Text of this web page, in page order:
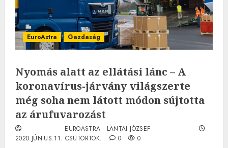
EuroAstra Gazdaság
Nyomás alatt az ellátási lánc – A
koronavírus-járvány világszerte
még soha nem látott módon sújtotta
az árufuvarozást
EUROASTRA - LANTAI JÓZSEF
2020.JÚNIUS.11. CSÜTÖRTÖK.
0 0